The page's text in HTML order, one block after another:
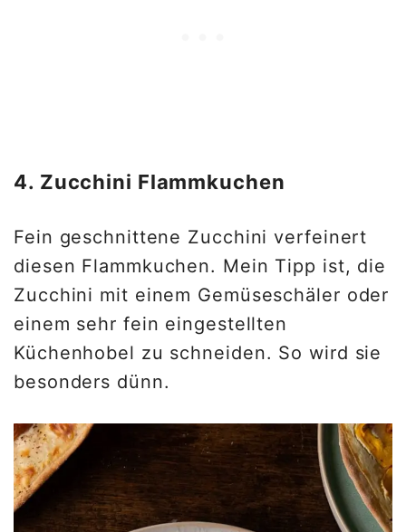
4. Zucchini Flammkuchen
Fein geschnittene Zucchini verfeinert
diesen Flammkuchen. Mein Tipp ist, die
Zucchini mit einem Gemüseschäler oder
einem sehr fein eingestellten
Küchenhobel zu schneiden. So wird sie
besonders dünn.